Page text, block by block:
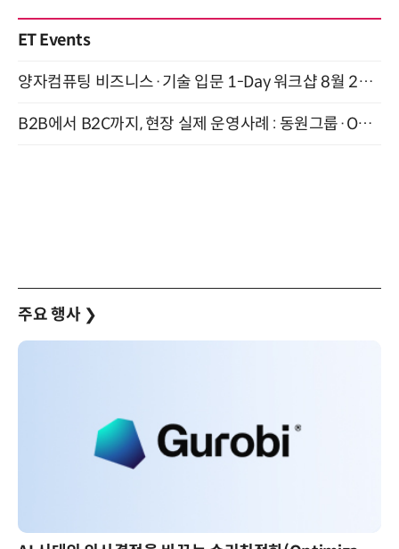
ET Events
양자컴퓨팅 비즈니스·기술 입문 1-Day 워크샵 8월 28일 개최
B2B에서 B2C까지, 현장 실제 운영사례 : 동원그룹·OCI·다이닝브랜즈그룹·당근 (8/27)
주요 행사 ❯